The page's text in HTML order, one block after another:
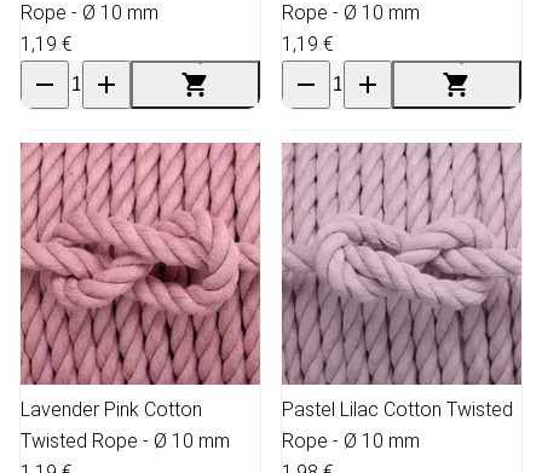
Rope - Ø 10 mm
1,19 €
Rope - Ø 10 mm
1,19 €
Lavender Pink Cotton
Twisted Rope - Ø 10 mm
Pastel Lilac Cotton Twisted
Rope - Ø 10 mm